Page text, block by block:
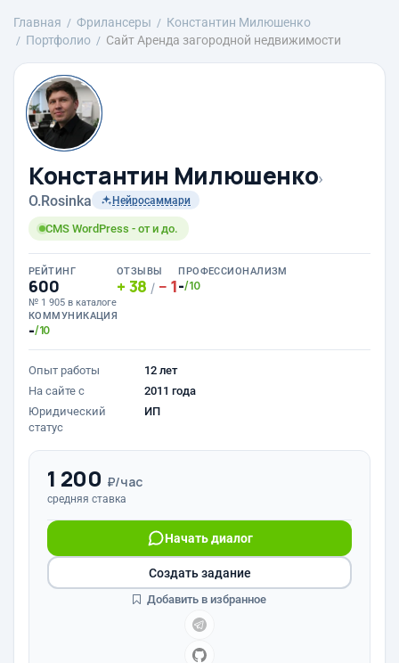
Главная Фрилансеры
Константин Милюшенко
Портфолио
Сайт Аренда загородной недвижимости
Константин Милюшенко›
O.Rosinka Нейросаммари
CMS WordPress - от и до.
РЕЙТИНГ
600
№ 1 905 в каталоге
ОТЗЫВЫ
38 / 1
ПРОФЕССИОНАЛИЗМ
-/10
КОММУНИКАЦИЯ
-/10
Опыт работы
12 лет
На сайте с
2011 года
Юридический
статус
ИП
1 200 ₽/час
средняя ставка
Начать диалог
Создать задание
Добавить в избранное